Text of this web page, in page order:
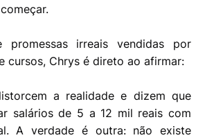
irreais vendidas por
cursos, Chrys é direto ao afirmar:
a realidade e dizem que
salários de 5 a 12 mil reais com
A verdade é outra: não existe